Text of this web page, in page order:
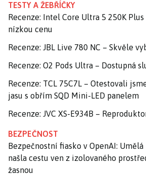
TESTY A ŽEBŘÍČKY
Recenze: Intel Core Ultra 5 250K
nízkou cenu
Recenze: JBL Live 780 NC – Skvěle
Recenze: O2 Pods Ultra – Dostupná
Recenze: TCL 75C7L – Otestovali
jasu s obřím SQD Mini-LED panelem
Recenze: JVC XS-E934B –
BEZPEČNOST
Bezpečnostní fiasko v OpenAI:
našla cestu ven z izolovaného
žasnou